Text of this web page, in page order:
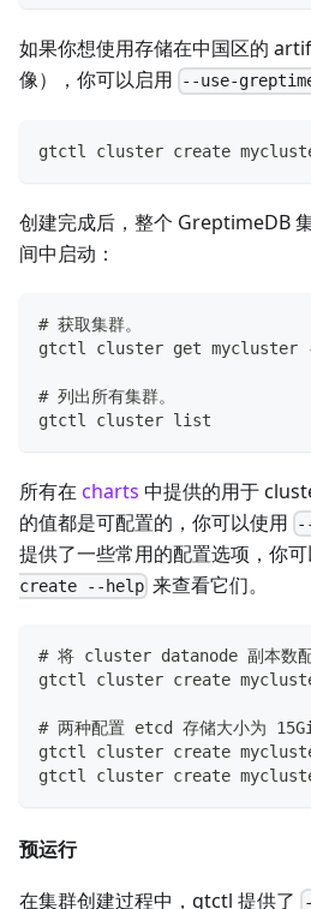
如果你想使用存储在中国区的
像），你可以启用
--use-
gtctl cluster create
创建完成后，整个 GreptimeDB
间中启动：
# 获取集群。
gtctl cluster get mycluster
# 列出所有集群。
gtctl cluster list
所有在 charts 中提供的用于
的值都是可配置的，你可以使用
提供了一些常用的配置选项，你
create --help 来查看它们。
# 将 cluster datanode 副本数
gtctl cluster create
# 两种配置 etcd 存储大小为
gtctl cluster create
gtctl cluster create
预运行
在集群创建过程中，gtctl 提供了